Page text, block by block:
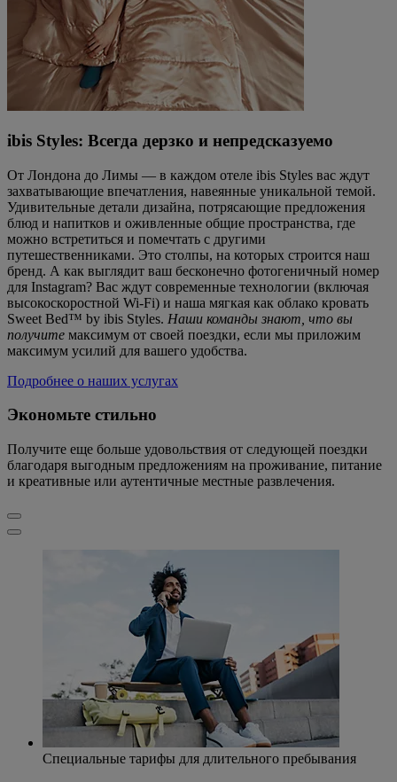
ibis Styles: Всегда дерзко и непредсказуемо
От Лондона до Лимы — в каждом отеле ibis Styles вас ждут
захватывающие впечатления, навеянные уникальной темой.
Удивительные детали дизайна, потрясающие предложения
блюд и напитков и оживленные общие пространства, где
можно встретиться и помечтать с другими
путешественниками. Это столпы, на которых строится наш
бренд. А как выглядит ваш бесконечно фотогеничный номер
для Instagram? Вас ждут современные технологии (включая
высокоскоростной Wi-Fi) и наша мягкая как облако кровать
Sweet Bed™ by ibis Styles. Наши команды знают, что вы
получите максимум от своей поездки, если мы приложим
максимум усилий для вашего удобства.
Подробнее о наших услугах
Экономьте стильно
Получите еще больше удовольствия от следующей поездки
благодаря выгодным предложениям на проживание, питание
и креативные или аутентичные местные развлечения.
Специальные тарифы для длительного пребывания